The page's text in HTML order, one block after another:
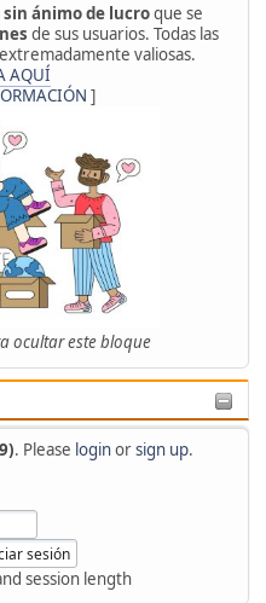
sin ánimo de lucroque se
de sus usuarios. Todas las
valiosas.
AQUÍ
]
ocultar este bloque
. Please loginorsign up.
session length